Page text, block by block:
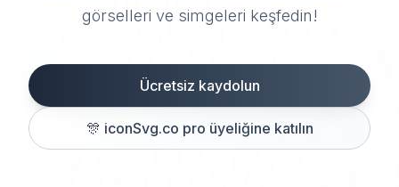
görselleri ve simgeleri keşfedin!
Ücretsiz kaydolun
🎊 iconSvg.co pro üyeliğine katılın